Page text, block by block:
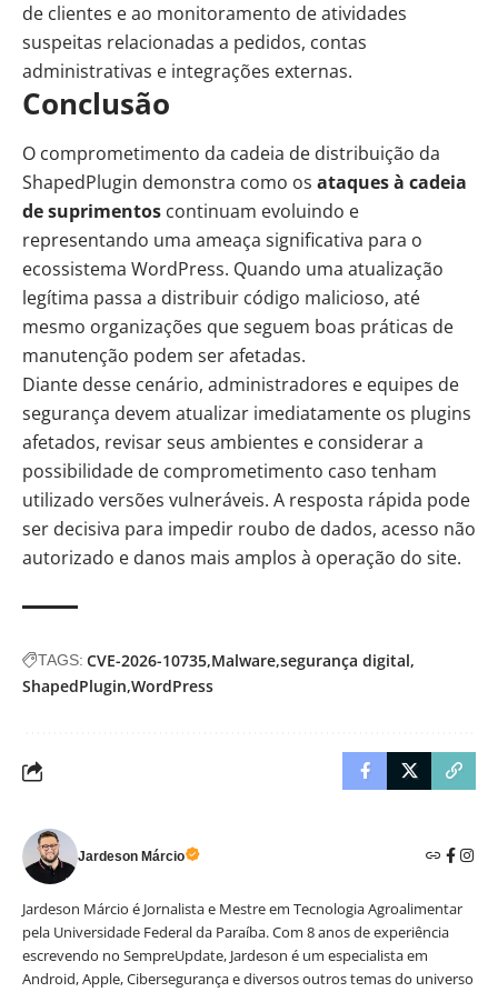
de clientes e ao monitoramento de atividades
suspeitas relacionadas a pedidos, contas
administrativas e integrações externas.
Conclusão
O comprometimento da cadeia de distribuição da
ShapedPlugin demonstra como os ataques à cadeia
de suprimentos continuam evoluindo e
representando uma ameaça significativa para o
ecossistema WordPress. Quando uma atualização
legítima passa a distribuir código malicioso, até
mesmo organizações que seguem boas práticas de
manutenção podem ser afetadas.
Diante desse cenário, administradores e equipes de
segurança devem atualizar imediatamente os plugins
afetados, revisar seus ambientes e considerar a
possibilidade de comprometimento caso tenham
utilizado versões vulneráveis. A resposta rápida pode
ser decisiva para impedir roubo de dados, acesso não
autorizado e danos mais amplos à operação do site.
TAGS: CVE-2026-10735 Malware segurança digital
ShapedPlugin WordPress
Jardeson Márcio
Jardeson Márcio é Jornalista e Mestre em Tecnologia Agroalimentar
pela Universidade Federal da Paraíba. Com 8 anos de experiência
escrevendo no SempreUpdate, Jardeson é um especialista em
Android, Apple, Cibersegurança e diversos outros temas do universo